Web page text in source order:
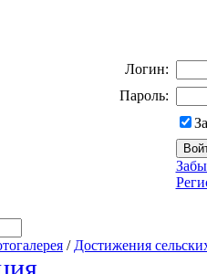
Логин:
Пароль:
/ Достижения